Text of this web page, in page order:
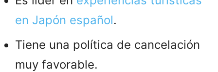
en Japón español.
Tiene una política de cancelación
muy favorable.